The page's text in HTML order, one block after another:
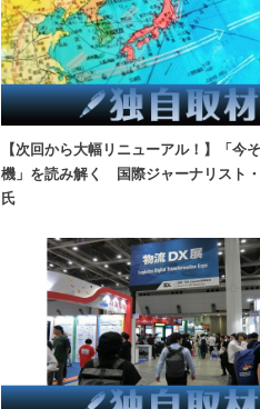
【次回から大幅リニューアル！】「今
機」を読み解く 国際ジャーナリスト
氏